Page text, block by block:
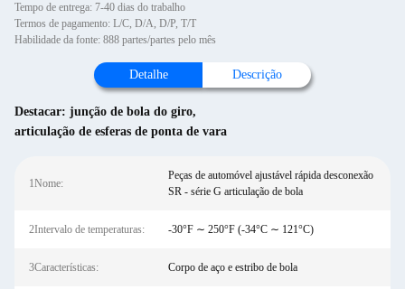
Tempo de entrega: 7-40 dias do trabalho
Termos de pagamento: L/C, D/A, D/P, T/T
Habilidade da fonte: 888 partes/partes pelo mês
Detalhe Descrição
Destacar: junção de bola do giro,
articulação de esferas de ponta de vara
1Nome:
Peças de automóvel ajustável rápida desconexão
SR - série G articulação de bola
2Intervalo de temperaturas: -30°F ∼ 250°F (-34°C ∼ 121°C)
3Características: Corpo de aço e estribo de bola